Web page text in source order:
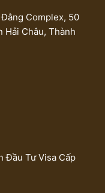
Complex, 50
Hải Châu, Thành
Đầu Tư Visa Cấp